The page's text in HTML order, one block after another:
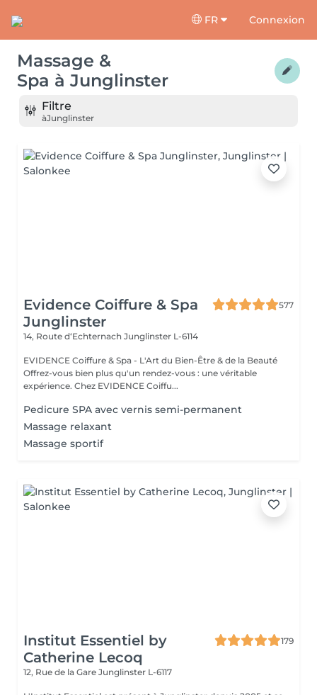
FR Connexion
Massage &
Spa à Junglinster
Filtre
àJunglinster
Evidence Coiffure & Spa
Junglinster
577
14, Route d‘Echternach Junglinster L-6114
EVIDENCE Coiffure & Spa - L'Art du Bien-Être & de la Beauté
Offrez-vous bien plus qu'un rendez-vous : une véritable
expérience. Chez EVIDENCE Coiffu...
Pedicure SPA avec vernis semi-permanent
Massage relaxant
Massage sportif
Institut Essentiel by
Catherine Lecoq
179
12, Rue de la Gare Junglinster L-6117